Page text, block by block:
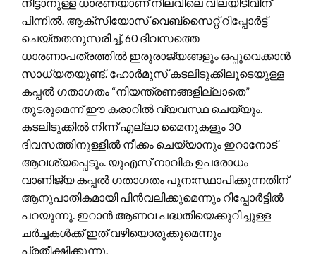
പിന്നിൽ. ആക്സിയോസ് വെബ്സൈറ്റ് റിപ്പോർട്ട്
ചെയ്തതനുസരിച്ച്, 60 ദിവസത്തെ
ധാരണാപത്രത്തിൽ ഇരുരാജ്യങ്ങളും ഒപ്പുവെക്കാൻ
സാധ്യതയുണ്ട്. ഹോർമുസ് കടലിടുക്കിലൂടെയുള്ള
കപ്പൽ ഗതാഗതം “നിയന്ത്രണങ്ങളില്ലാതെ”
തുടരുമെന്ന് ഈ കരാറിൽ വ്യവസ്ഥ ചെയ്യും.
കടലിടുക്കിൽ നിന്ന് എല്ലാ മൈനുകളും 30
ദിവസത്തിനുള്ളിൽ നീക്കം ചെയ്യാനും ഇറാനോട്
ആവശ്യപ്പെടും. യുഎസ് നാവിക ഉപരോധം
വാണിജ്യ കപ്പൽ ഗതാഗതം പുനഃസ്ഥാപിക്കുന്നതിന്
ആനുപാതികമായി പിൻവലിക്കുമെന്നും റിപ്പോർട്ടിൽ
പറയുന്നു. ഇറാൻ ആണവ പദ്ധതിയെക്കുറിച്ചുള്ള
ചർച്ചകൾക്ക് ഇത് വഴിയൊരുക്കുമെന്നും
പ്രതീക്ഷിക്കുന്നു.